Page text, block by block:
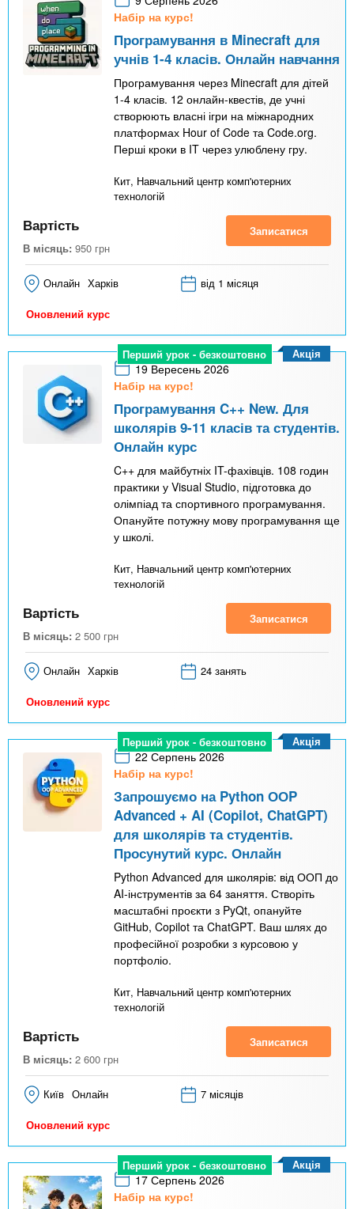
Набір на курс!
Програмування в Minecraft для
учнів 1-4 класів. Онлайн навчання
Програмування через Minecraft для дітей
1-4 класів. 12 онлайн-квестів, де учні
створюють власні ігри на міжнародних
платформах Hour of Code та Code.org.
Перші кроки в IT через улюблену гру.
Кит, Навчальний центр комп'ютерних
технологій
Вартість
В місяць: 950 грн
Записатися
Онлайн Харків від 1 місяця
Оновлений курс
Перший урок - безкоштовно
19 Вересень 2026
Набір на курс!
Програмування C++ New. Для
школярів 9-11 класів та студентів.
Онлайн курс
C++ для майбутніх IT-фахівців. 108 годин
практики у Visual Studio, підготовка до
олімпіад та спортивного програмування.
Опануйте потужну мову програмування ще
у школі.
Кит, Навчальний центр комп'ютерних
технологій
Акція
Вартість
В місяць: 2 500 грн
Записатися
Онлайн Харків 24 занять
Оновлений курс
Перший урок - безкоштовно
22 Серпень 2026
Набір на курс!
Запрошуємо на Python ООP
Advanced + AI (Copilot, ChatGPT)
для школярів та студентів.
Просунутий курс. Онлайн
Python Advanced для школярів: від ООП до
AI-інструментів за 64 заняття. Створіть
масштабні проєкти з PyQt, опануйте
GitHub, Copilot та ChatGPT. Ваш шлях до
професійної розробки з курсовою у
портфоліо.
Кит, Навчальний центр комп'ютерних
технологій
Акція
Вартість
В місяць: 2 600 грн
Записатися
Київ Онлайн 7 місяців
Оновлений курс
Перший урок - безкоштовно
17 Серпень 2026
Набір на курс!
Акція